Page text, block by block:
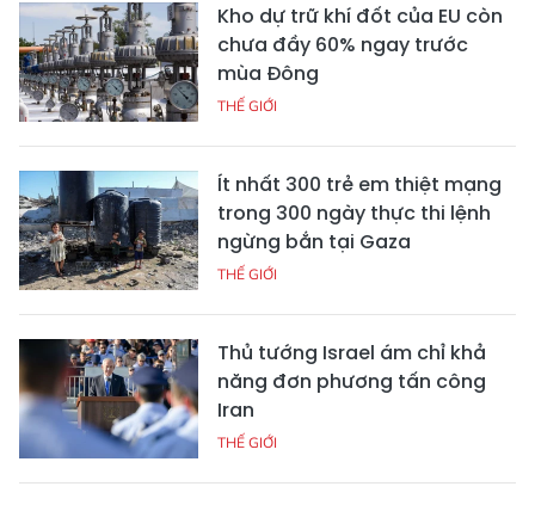
Kho dự trữ khí đốt của EU còn
chưa đầy 60% ngay trước
mùa Đông
THẾ GIỚI
Ít nhất 300 trẻ em thiệt mạng
trong 300 ngày thực thi lệnh
ngừng bắn tại Gaza
THẾ GIỚI
Thủ tướng Israel ám chỉ khả
năng đơn phương tấn công
Iran
THẾ GIỚI